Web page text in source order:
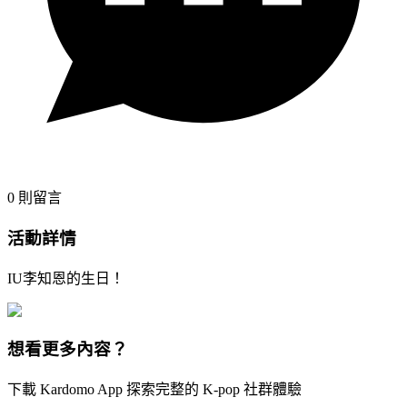
0 則留言
活動詳情
IU李知恩的生日！
想看更多內容？
下載 Kardomo App 探索完整的 K-pop 社群體驗